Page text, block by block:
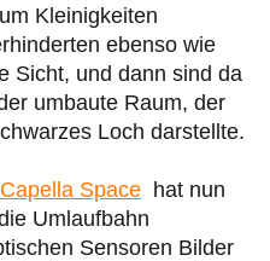
Kleinigkeiten
ebenso wie
Sicht, und dann sind da
umbaute Raum, der
Loch darstellte.
Capella Space hat nun
Umlaufbahn
Sensoren Bilder